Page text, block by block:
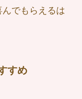
でもらえるは
すめ